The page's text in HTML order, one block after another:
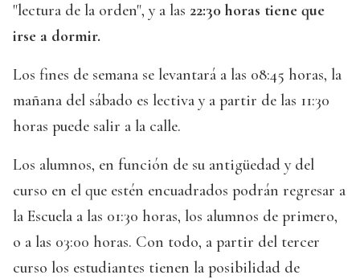
"lectura de la orden", y a las 22:30 horas tiene que
irse a dormir.
Los fines de semana se levantará a las 08:45 horas, la
mañana del sábado es lectiva y a partir de las 11:30
horas puede salir a la calle.
Los alumnos, en función de su antigüedad y del
curso en el que estén encuadrados podrán regresar a
la Escuela a las 01:30 horas, los alumnos de primero,
o a las 03:00 horas. Con todo, a partir del tercer
curso los estudiantes tienen la posibilidad de